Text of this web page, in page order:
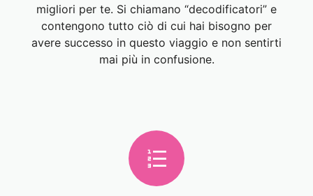
migliori per te. Si chiamano “decodificatori” e
contengono tutto ciò di cui hai bisogno per
avere successo in questo viaggio e non sentirti
mai più in confusione.